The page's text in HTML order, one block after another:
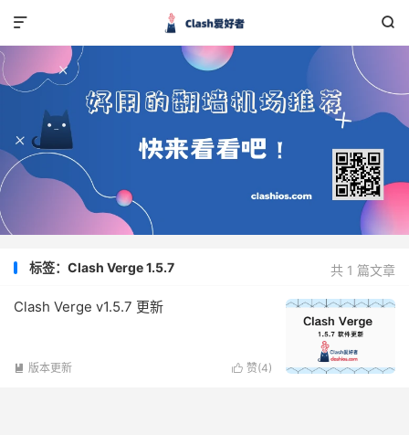


共 1 篇文章
标签：Clash Verge 1.5.7
Clash Verge v1.5.7 更新
 赞(4)
 版本更新